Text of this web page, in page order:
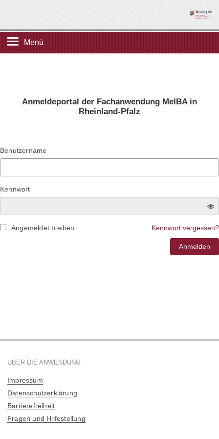
Menü
Anmeldeportal der Fachanwendung MelBA in
Rheinland-Pfalz
Benutzername
Kennwort
Angemeldet bleiben Kennwort vergessen?
ÜBER DIE ANWENDUNG
Impressum
Datenschutzerklärung
Barrierefreiheit
Fragen und Hilfestellung